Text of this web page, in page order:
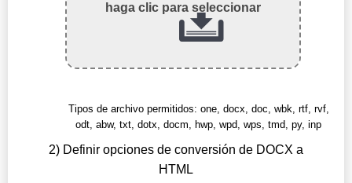
haga clic para seleccionar
Tipos de archivo permitidos: one, docx, doc, wbk, rtf, rvf,
odt, abw, txt, dotx, docm, hwp, wpd, wps, tmd, py, inp
2) Definir opciones de conversión de DOCX a
HTML